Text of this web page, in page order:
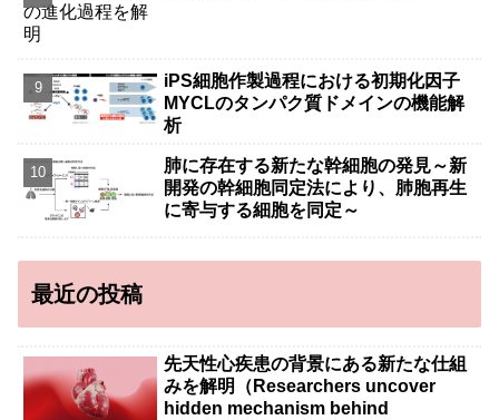
iPS細胞作製過程における初期化因子
MYCLのタンパク質ドメインの機能解
析
肺に存在する新たな幹細胞の発見～新
開発の幹細胞同定法により、肺胞再生
に寄与する細胞を同定～
最近の投稿
先天性心疾患の背景にある新たな仕組
みを解明（Researchers uncover
hidden mechanism behind